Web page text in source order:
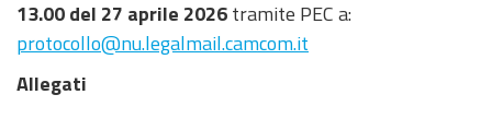
13.00 del 27 aprile 2026tramite PEC a:
protocollo@nu.legalmail.camcom.it
Allegati